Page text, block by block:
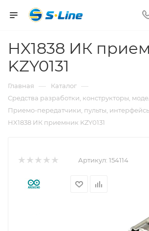
HX1838 ИК
KZY0131
Главная — Каталог —
Средства разработки, конструкторы,
Приемо-передатчики, пульты,
HX1838 ИК приемник KZY0131
Артикул: 154114